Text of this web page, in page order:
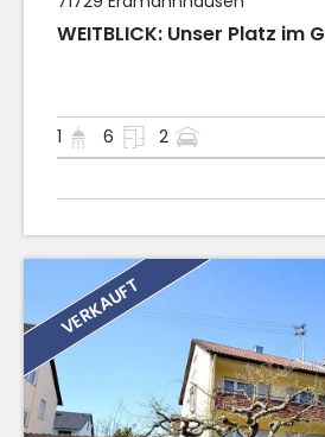
WEITBLICK: Unser Platz im
1 6
2
VERKAUFT